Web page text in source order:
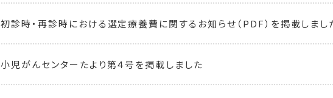
初診時・再診時における選定療養費に関するお知らせ（PDF）を掲載しまし
小児がんセンターたより第４号を掲載しました